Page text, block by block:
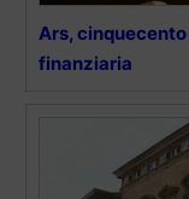
Ars,
finanziaria